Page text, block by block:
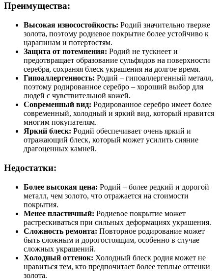
Преимущества:
Высокая износостойкость: Родий значительно тверже
золота, поэтому родиевое покрытие более устойчиво к
царапинам и потертостям.
Защита от потемнения: Родий не тускнеет и
предотвращает образование сульфидов на поверхности
серебра, сохраняя блеск украшения на долгое время.
Гипоаллергенность: Родий – гипоаллергенный металл,
поэтому родированное серебро – хороший выбор для
людей с чувствительной кожей.
Современный вид: Родированное серебро имеет более
современный, холодный и яркий вид, который нравится
многим покупателям.
Яркий блеск: Родий обеспечивает очень яркий и
отражающий блеск, который может усилить сияние
драгоценных камней.
Недостатки:
Более высокая цена: Родий – более редкий и дорогой
металл, чем золото, что отражается на стоимости
покрытия.
Менее пластичный: Родиевое покрытие может
растрескиваться при сильных деформациях украшения.
Сложность ремонта: Повторное родирование может
быть сложным и дорогостоящим, особенно в случае
сложных украшений.
Холодный оттенок: Холодный блеск родия может не
нравиться тем, кто предпочитает более теплые оттенки
золота.